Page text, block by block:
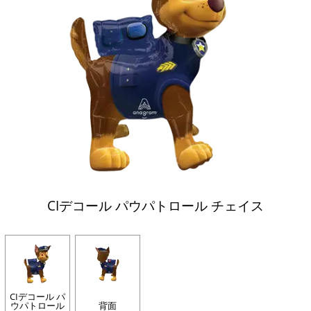
CIデコール パウパトロール チェイス
CIデコール パ
ウパトロール 背面